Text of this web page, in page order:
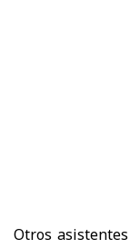
Otros